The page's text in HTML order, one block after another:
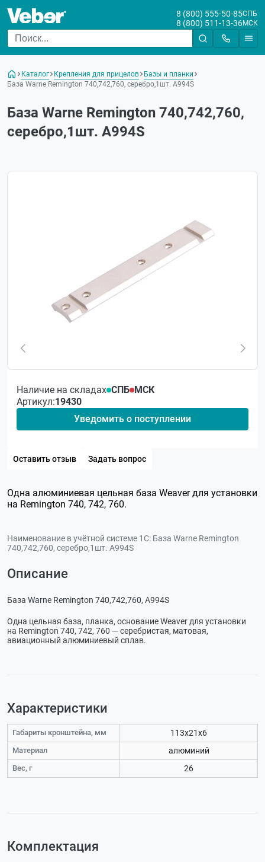
8 (800) 555-50-85СПБ
8 (800) 511-13-36МСК
Каталог Крепления для прицелов
Базы и планки
База Warne Remington 740,742,760, серебро,1шт. A994S
База Warne Remington 740,742,760,
серебро,1шт. A994S
Наличие на складах СПБ МСК
Артикул:19430
Уведомить о поступлении
Оставить отзыв Задать вопрос
Одна алюминиевая цельная база Weaver для установки
на Remington 740, 742, 760.
Наименование в учётной системе 1С: База Warne Remington
740,742,760, серебро,1шт. A994S
Описание
База Warne Remington 740,742,760, A994S
Одна цельная база, планка, основание Weaver для установки
на Remington 740, 742, 760 — серебристая, матовая,
авиационный алюминиевый сплав.
Характеристики
Габариты кронштейна, мм 113х21х6
Материал алюминий
Вес, г 26
Комплектация